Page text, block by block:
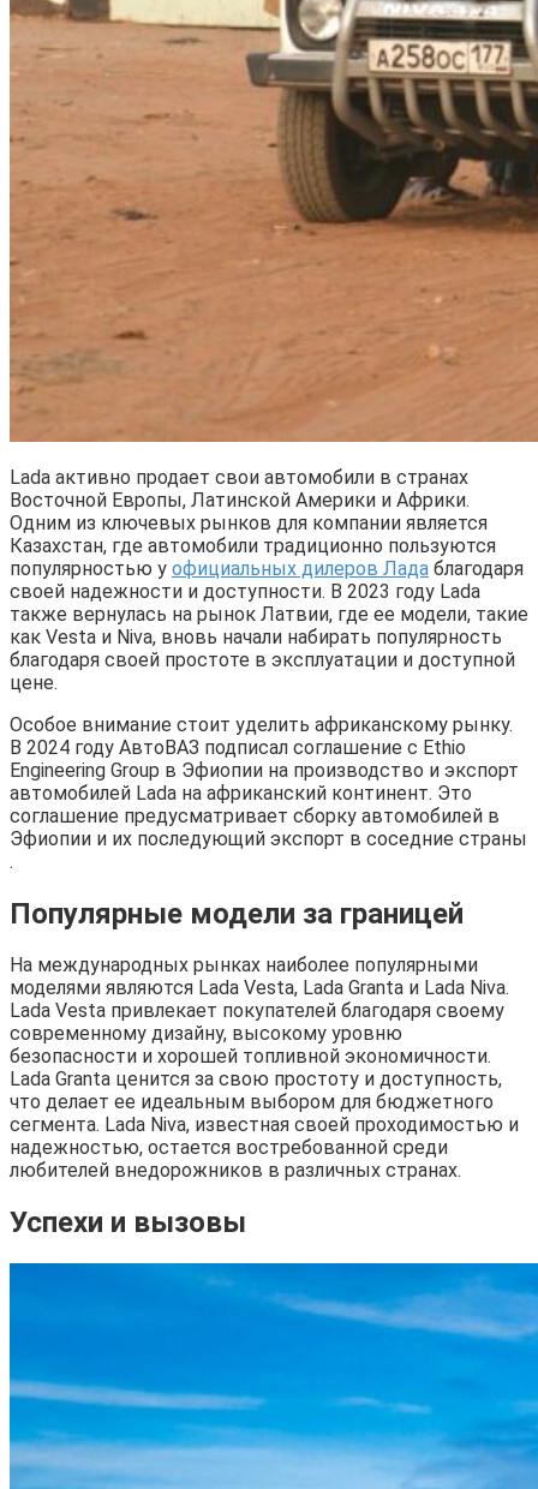
Lada активно продает свои автомобили в странах
Восточной Европы, Латинской Америки и Африки.
Одним из ключевых рынков для компании является
Казахстан, где автомобили традиционно пользуются
популярностью у официальных дилеров Лада благодаря
своей надежности и доступности. В 2023 году Lada
также вернулась на рынок Латвии, где ее модели, такие
как Vesta и Niva, вновь начали набирать популярность
благодаря своей простоте в эксплуатации и доступной
цене.
Особое внимание стоит уделить африканскому рынку.
В 2024 году АвтоВАЗ подписал соглашение с Ethio
Engineering Group в Эфиопии на производство и экспорт
автомобилей Lada на африканский континент. Это
соглашение предусматривает сборку автомобилей в
Эфиопии и их последующий экспорт в соседние страны​
.
Популярные модели за границей
На международных рынках наиболее популярными
моделями являются Lada Vesta, Lada Granta и Lada Niva.
Lada Vesta привлекает покупателей благодаря своему
современному дизайну, высокому уровню
безопасности и хорошей топливной экономичности.
Lada Granta ценится за свою простоту и доступность,
что делает ее идеальным выбором для бюджетного
сегмента. Lada Niva, известная своей проходимостью и
надежностью, остается востребованной среди
любителей внедорожников в различных странах.
Успехи и вызовы